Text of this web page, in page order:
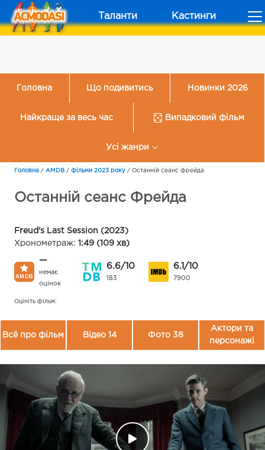
Таланти Кастинги
Головна Що подивитись Новинки 2026
Найкраще за весь час Випадковий фільм
Усі жанри
Головна / AMDB / Фільми 2023 року / Останній сеанс Фрейда
Останній сеанс Фрейда
Freud's Last Session (2023)
Хронометраж: 1:49 (109 хв)
—
немає
оцінок
6.6/10
183
6.1/10
7900
Оцініть фільм:
Всё про фільм Відео 14 Фото 38
Актори та
персонажі